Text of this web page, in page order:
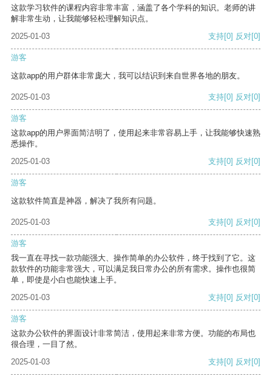
这款学习软件的课程内容非常丰富，涵盖了各个学科的知识。老师的讲
解非常生动，让我能够轻松理解知识点。
2025-01-03
支持[0] 反对[0]
游客
这款app的用户群体非常庞大，我可以结识到来自世界各地的朋友。
2025-01-03 支持[0] 反对[0]
游客
这款app的用户界面简洁明了，使用起来非常容易上手，让我能够快速熟
悉操作。
2025-01-03
支持[0] 反对[0]
游客
这款软件简直是神器，解决了我所有问题。
2025-01-03 支持[0] 反对[0]
游客
我一直在寻找一款功能强大、操作简单的办公软件，终于找到了它。这
款软件的功能非常强大，可以满足我日常办公的所有需求。操作也很简
单，即使是小白也能快速上手。
2025-01-03
支持[0] 反对[0]
游客
这款办公软件的界面设计非常简洁，使用起来非常方便。功能的布局也
很合理，一目了然。
2025-01-03
支持[0] 反对[0]